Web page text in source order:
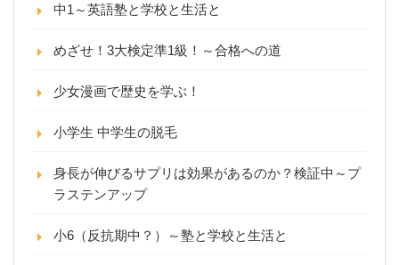
中1～英語塾と学校と生活と
めざせ！3大検定準1級！～合格への道
少女漫画で歴史を学ぶ！
小学生 中学生の脱毛
身長が伸びるサプリは効果があるのか？検証中～プ
ラステンアップ
小6（反抗期中？）～塾と学校と生活と